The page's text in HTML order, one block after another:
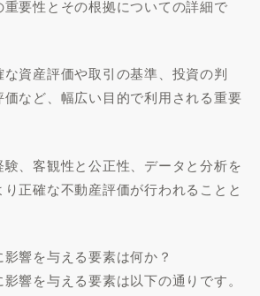
要性とその根拠についての詳細で
資産評価や取引の基準、投資の判
など、幅広い目的で利用される重要
、客観性と公正性、データと分析を
正確な不動産評価が行われることと
響を与える要素は何か？
響を与える要素は以下の通りです。